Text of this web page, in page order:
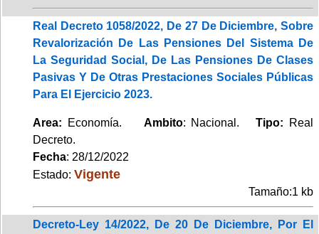
Real Decreto 1058/2022, De 27 De Diciembre, Sobre
Revalorización De Las Pensiones Del Sistema De
La Seguridad Social, De Las Pensiones De Clases
Pasivas Y De Otras Prestaciones Sociales Públicas
Para El Ejercicio 2023.
Area: Economía. Ambito: Nacional.Tipo:
Real
Decreto.
Fecha: 28/12/2022
Estado: Vigente
Tamaño:1 kb
Decreto-Ley 14/2022, De 20 De Diciembre, Por El